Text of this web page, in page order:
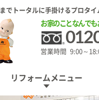
までトータルに手掛けるプロタイ
お家のことなんで
営業時間 9:00～
リフォームメニュー